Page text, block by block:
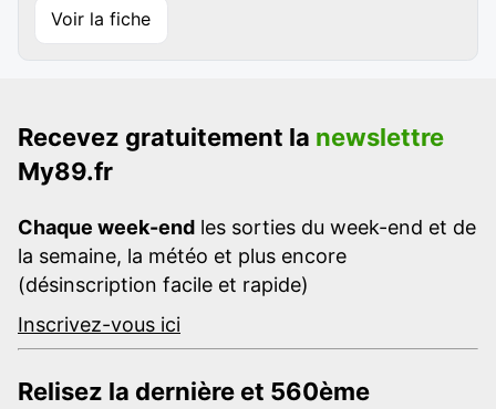
Voir la fiche
Recevez gratuitement la newslettre
My89.fr
Chaque week-end les sorties du week-end et de
la semaine, la météo et plus encore
(désinscription facile et rapide)
Inscrivez-vous ici
Relisez la dernière et 560ème